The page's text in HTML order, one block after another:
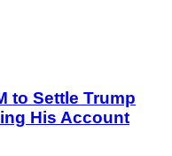
to Settle Trump
His Account